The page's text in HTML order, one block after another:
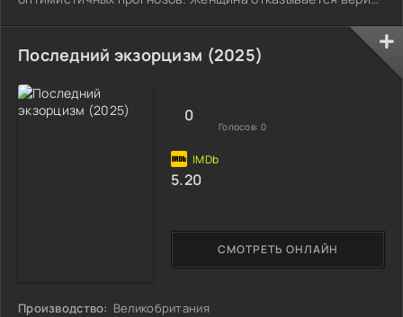
Последний экзорцизм (2025)
Производство: Великобритания
СМОТРЕТЬ ОНЛАЙН
0
Голосов: 0
5.20